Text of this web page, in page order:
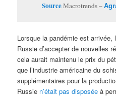
SourceMacrotrends –
Lorsque la pandémie est arrivée,
Russie d’accepter de nouvelles
cela aurait maintenu le prix du
que l’industrie américaine du
supplémentaires pour la
Russie n’était pas disposée à